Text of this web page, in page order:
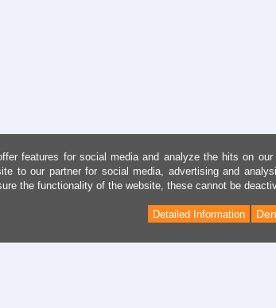
features for social media and analyze the hits on our
to our partner for social media, advertising and
the functionality of the website, these cannot be
Detailed Information